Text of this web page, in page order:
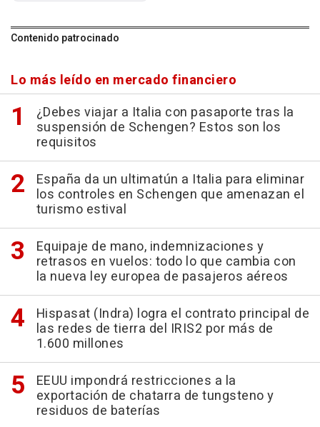
Contenido patrocinado
Lo más leído en mercado financiero
¿Debes viajar a Italia con pasaporte tras la
suspensión de Schengen? Estos son los
requisitos
España da un ultimatún a Italia para eliminar
los controles en Schengen que amenazan el
turismo estival
Equipaje de mano, indemnizaciones y
retrasos en vuelos: todo lo que cambia con
la nueva ley europea de pasajeros aéreos
Hispasat (Indra) logra el contrato principal de
las redes de tierra del IRIS2 por más de
1.600 millones
EEUU impondrá restricciones a la
exportación de chatarra de tungsteno y
residuos de baterías